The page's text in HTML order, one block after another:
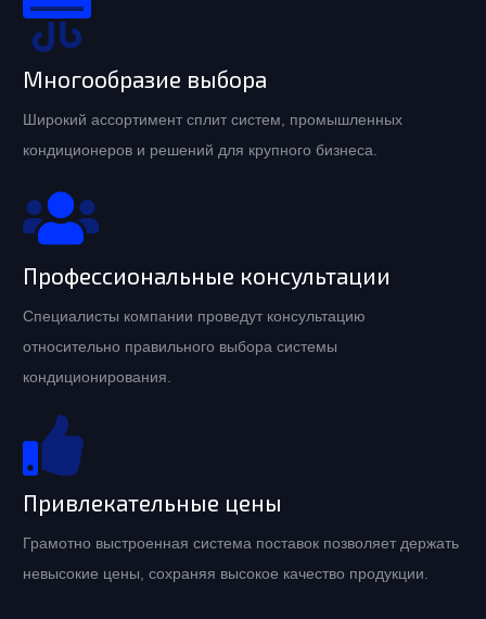
Многообразие выбора
Широкий ассортимент сплит систем, промышленных
кондиционеров и решений для крупного бизнеса.
Профессиональные консультации
Специалисты компании проведут консультацию
относительно правильного выбора системы
кондиционирования.
Привлекательные цены
Грамотно выстроенная система поставок позволяет держать
невысокие цены, сохраняя высокое качество продукции.